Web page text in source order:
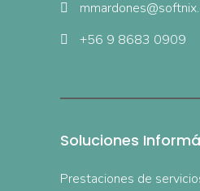
+56 9 8683 0909
Soluciones
Prestaciones de